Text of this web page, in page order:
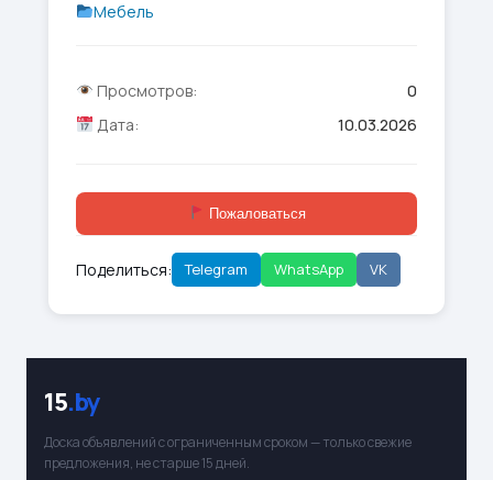
Мебель
Просмотров:
0
Дата:
10.03.2026
Пожаловаться
Поделиться: Telegram WhatsApp VK
15.by
Доска объявлений с ограниченным сроком — только свежие
предложения, не старше 15 дней.